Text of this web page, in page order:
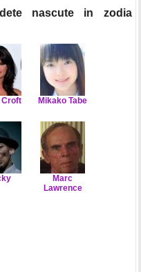
nascute in zodia
Croft Mikako Tabe
Marc
Lawrence